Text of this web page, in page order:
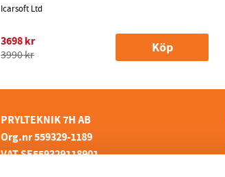
Icarsoft Ltd
3698 kr
3990 kr Köp
PRYLTEKNIK 7H AB
Org.nr 559329-1189
VAT SE559329118901